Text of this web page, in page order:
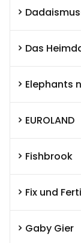
Das
Elephants
EUROLAND
Fishbrook
Fix und
Gaby Gier